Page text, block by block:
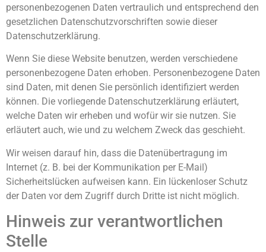
personenbezogenen Daten vertraulich und entsprechend den
gesetzlichen Datenschutzvorschriften sowie dieser
Datenschutzerklärung.
Wenn Sie diese Website benutzen, werden verschiedene
personenbezogene Daten erhoben. Personenbezogene Daten
sind Daten, mit denen Sie persönlich identifiziert werden
können. Die vorliegende Datenschutzerklärung erläutert,
welche Daten wir erheben und wofür wir sie nutzen. Sie
erläutert auch, wie und zu welchem Zweck das geschieht.
Wir weisen darauf hin, dass die Datenübertragung im
Internet (z. B. bei der Kommunikation per E-Mail)
Sicherheitslücken aufweisen kann. Ein lückenloser Schutz
der Daten vor dem Zugriff durch Dritte ist nicht möglich.
Hinweis zur verantwortlichen
Stelle